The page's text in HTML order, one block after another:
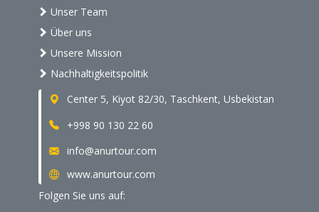
Unser Team
Über uns
Unsere Mission
Nachhaltigkeitspolitik
Center 5, Kiyot 82/30, Taschkent, Usbekistan
+998 90 130 22 60
info@anurtour.com
www.anurtour.com
Folgen Sie uns auf: